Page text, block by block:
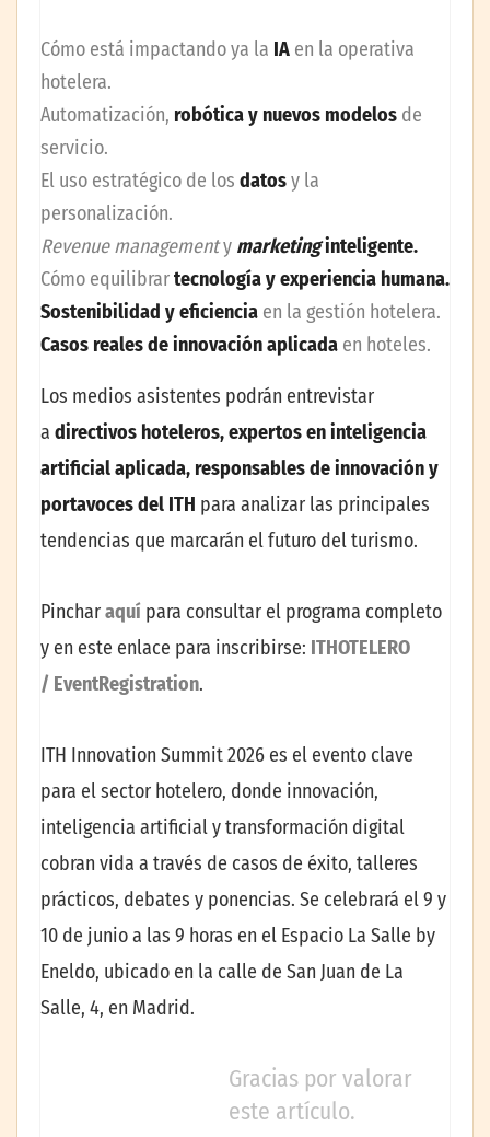
Cómo está impactando ya la IA en la operativa
hotelera.
Automatización, robótica y nuevos modelos de
servicio.
El uso estratégico de los datosy la
personalización.
Revenue managementy marketinginteligente.
Cómo equilibrartecnología y experiencia humana.
Sostenibilidad y eficiencia en la gestión hotelera.
Casos reales de innovación aplicada en hoteles.
Los medios asistentes podrán entrevistar
a directivos hoteleros, expertos en inteligencia
artificial aplicada, responsables de innovación y
portavoces del ITH para analizar las principales
tendencias que marcarán el futuro del turismo.
Pincharaquí para consultar el programa completo
y en este enlace para inscribirse: ITHOTELERO
/ EventRegistration.
ITH Innovation Summit 2026 es el evento clave
para el sector hotelero, donde innovación,
inteligencia artificial y transformación digital
cobran vida a través de casos de éxito, talleres
prácticos, debates y ponencias. Se celebrará el 9 y
10 de junio a las 9 horas en el Espacio La Salle by
Eneldo, ubicado en la calle de San Juan de La
Salle, 4, en Madrid.
Gracias por valorar
este artículo.